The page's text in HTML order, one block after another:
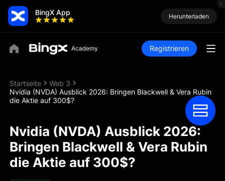
BingX App Herunterladen
Registrieren
Startseite
Web 3
Nvidia (NVDA) Ausblick 2026: Bringen Blackwell & Vera Rubin
die Aktie auf 300$?
Nvidia (NVDA) Ausblick 2026:
Bringen Blackwell & Vera Rubin
die Aktie auf 300$?